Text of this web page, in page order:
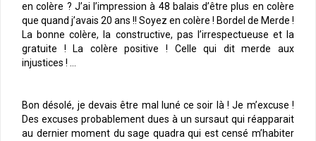
en colère ? J’ai l’impression à 48 balais d’être plus en colère
que quand j’avais 20 ans !! Soyez en colère ! Bordel de Merde !
La bonne colère, la constructive, pas l’irrespectueuse et la
gratuite ! La colère positive ! Celle qui dit merde aux
injustices ! …
Bon désolé, je devais être mal luné ce soir là ! Je m’excuse !
Des excuses probablement dues à un sursaut qui réapparait
au dernier moment du sage quadra qui est censé m’habiter